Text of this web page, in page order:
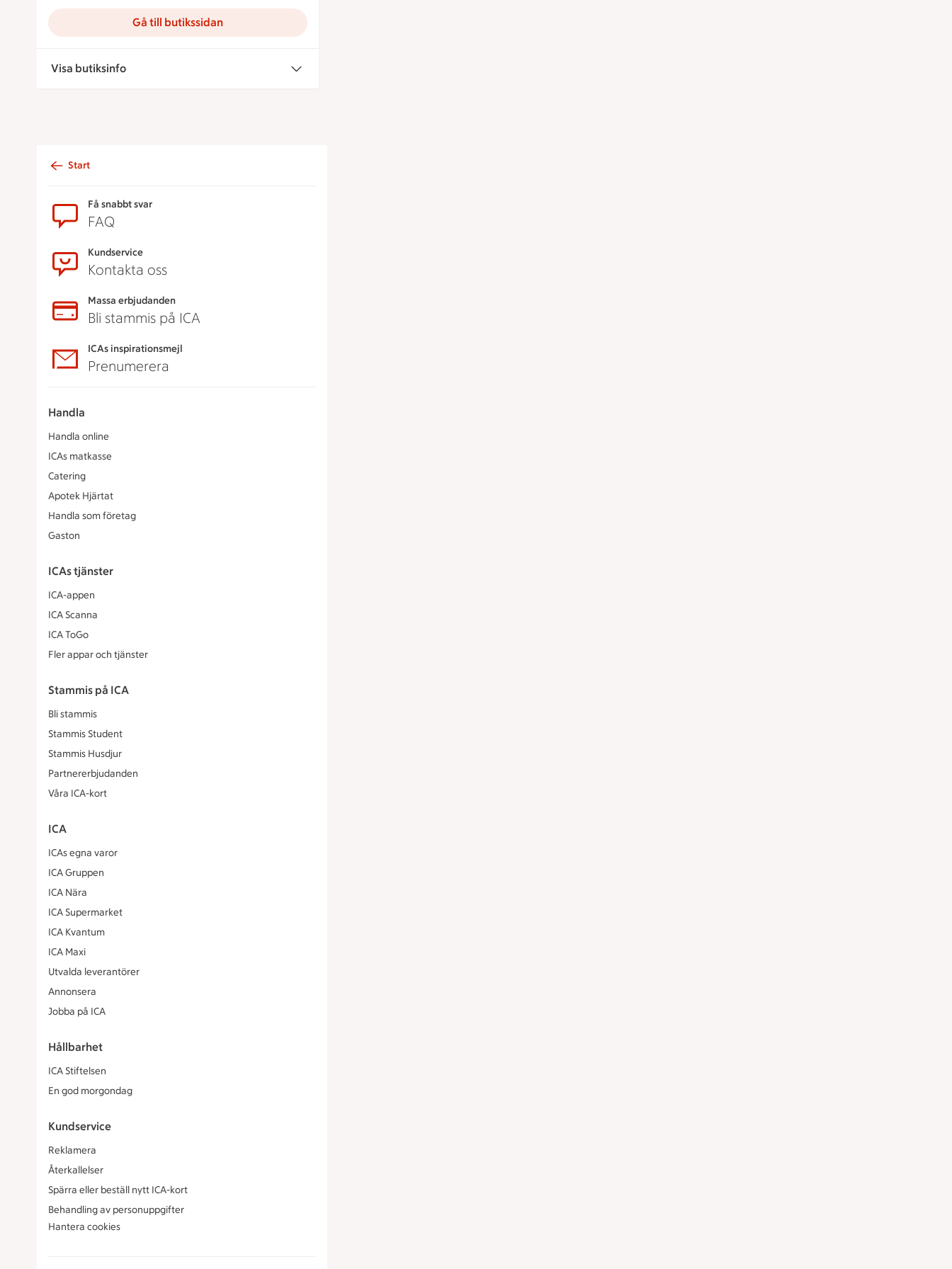
Gå till butikssidan
Visa butiksinfo
Start
Få snabbt svar
FAQ
Kundservice
Kontakta oss
Massa erbjudanden
Bli stammis på ICA
ICAs inspirationsmejl
Prenumerera
Handla
Handla online
ICAs matkasse
Catering
Apotek Hjärtat
Handla som företag
Gaston
ICAs tjänster
ICA-appen
ICA Scanna
ICA ToGo
Fler appar och tjänster
Stammis på ICA
Bli stammis
Stammis Student
Stammis Husdjur
Partnererbjudanden
Våra ICA-kort
ICA
ICAs egna varor
ICA Gruppen
ICA Nära
ICA Supermarket
ICA Kvantum
ICA Maxi
Utvalda leverantörer
Annonsera
Jobba på ICA
Hållbarhet
ICA Stiftelsen
En god morgondag
Kundservice
Reklamera
Återkallelser
Spärra eller beställ nytt ICA-kort
Behandling av personuppgifter
Hantera cookies